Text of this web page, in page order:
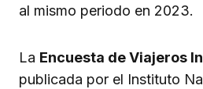
al mismo periodo en 2023.
La Encuesta de Viajeros
publicada por el Instituto